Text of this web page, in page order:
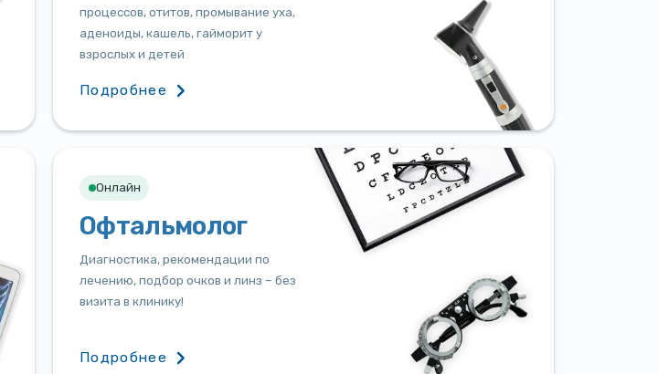
процессов, отитов, промывание уха,
аденоиды, кашель, гайморит у
взрослых и детей
Подробнее
Онлайн
Офтальмолог
Диагностика, рекомендации по
лечению, подбор очков и линз – без
визита в клинику!
Подробнее